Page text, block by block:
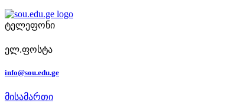
ტელეფონი
ელ.ფოსტა
info@sou.edu.ge
მისამართი